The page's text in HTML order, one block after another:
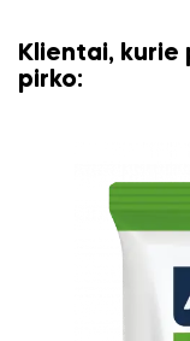
Klientai, kurie
pirko: